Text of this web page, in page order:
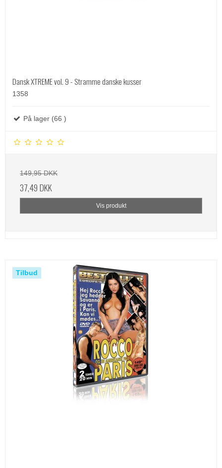
Dansk XTREME vol. 9 - Stramme danske kusser
1358
På lager (66 )
149,95 DKK
37,49 DKK
Vis produkt
Tilbud